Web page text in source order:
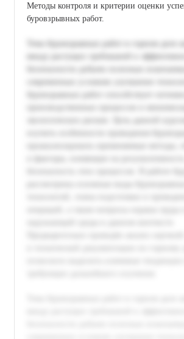
Методы контроля и критерии оценки
буровзрывных работ.